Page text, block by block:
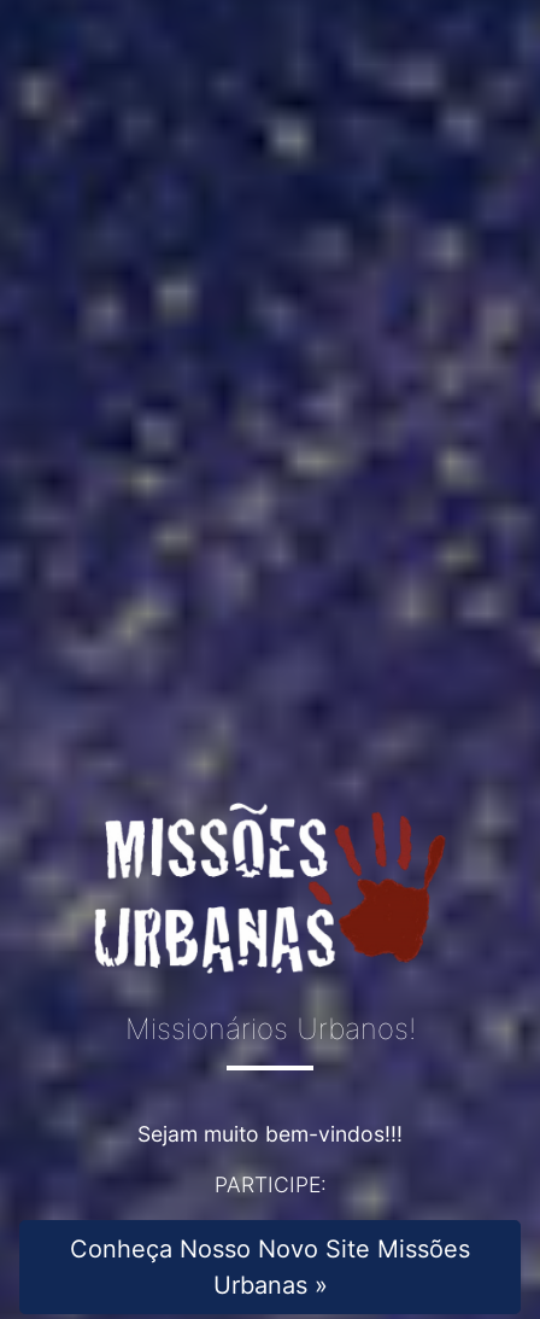
Missionários Urbanos!
Sejam muito bem-vindos!!!
PARTICIPE:
Conheça Nosso Novo Site Missões
Urbanas »